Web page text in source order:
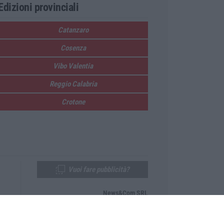
provinciali
Catanzaro
Cosenza
Vibo Valentia
Reggio Calabria
Crotone
News&Com SRL